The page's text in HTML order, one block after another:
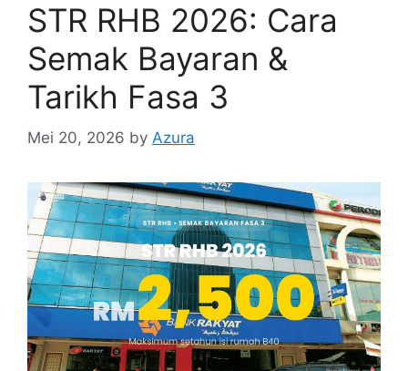
STR RHB 2026: Cara
Semak Bayaran &
Tarikh Fasa 3
Mei 20, 2026 by Azura